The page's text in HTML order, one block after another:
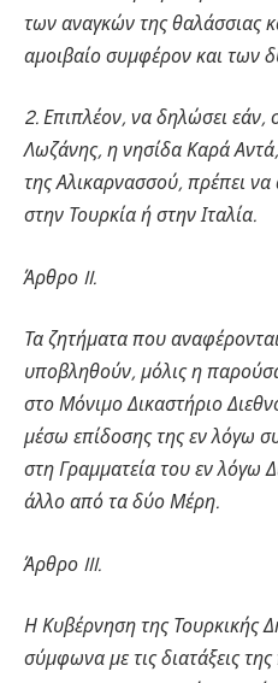
των αναγκών της θαλάσσιας
αμοιβαίο συμφέρον και των
2. Επιπλέον, να δηλώσει
Λωζάνης, η νησίδα Καρά
της Αλικαρνασσού, πρέπει να
στην Τουρκία ή στην Ιταλία.
Άρθρο II.
Τα ζητήματα που
υποβληθούν, μόλις η
στο Μόνιμο Δικαστήριο
μέσω επίδοσης της εν λόγω
στη Γραμματεία του εν λόγω
άλλο από τα δύο Μέρη.
Άρθρο III.
Η Κυβέρνηση της Τουρκικής
σύμφωνα με τις διατάξεις